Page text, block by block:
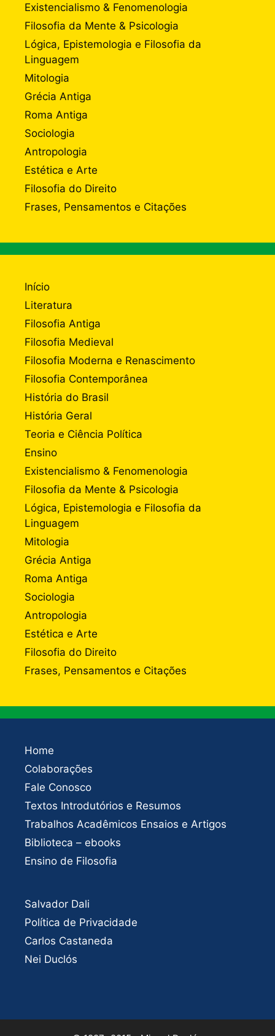
Existencialismo & Fenomenologia
Filosofia da Mente & Psicologia
Lógica, Epistemologia e Filosofia da
Linguagem
Mitologia
Grécia Antiga
Roma Antiga
Sociologia
Antropologia
Estética e Arte
Filosofia do Direito
Frases, Pensamentos e Citações
Início
Literatura
Filosofia Antiga
Filosofia Medieval
Filosofia Moderna e Renascimento
Filosofia Contemporânea
História do Brasil
História Geral
Teoria e Ciência Política
Ensino
Existencialismo & Fenomenologia
Filosofia da Mente & Psicologia
Lógica, Epistemologia e Filosofia da
Linguagem
Mitologia
Grécia Antiga
Roma Antiga
Sociologia
Antropologia
Estética e Arte
Filosofia do Direito
Frases, Pensamentos e Citações
Home
Colaborações
Fale Conosco
Textos Introdutórios e Resumos
Trabalhos Acadêmicos Ensaios e Artigos
Biblioteca – ebooks
Ensino de Filosofia
Salvador Dali
Política de Privacidade
Carlos Castaneda
Nei Duclós